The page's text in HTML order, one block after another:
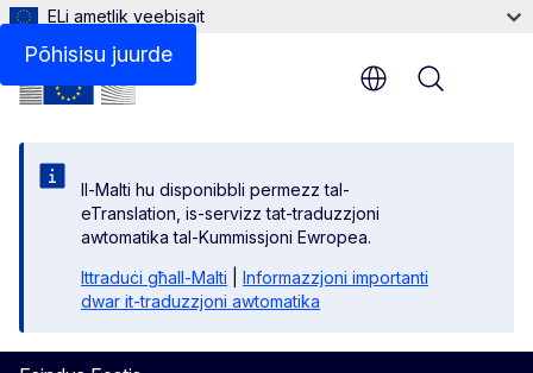
Põhisisu juurde
ELi ametlik veebisait
Il-Malti hu disponibbli permezz tal-
eTranslation, is-servizz tat-traduzzjoni
awtomatika tal-Kummissjoni Ewropea.
Ittraduċi għall-Malti
Informazzjoni importanti
dwar it-traduzzjoni awtomatika
Menu